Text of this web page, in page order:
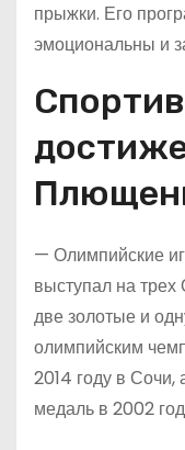
прыжки. Его
эмоциональны и
— Олимпийские
выступал на
две золотые и
олимпийским
2014 году в Сочи,
медаль в 2002